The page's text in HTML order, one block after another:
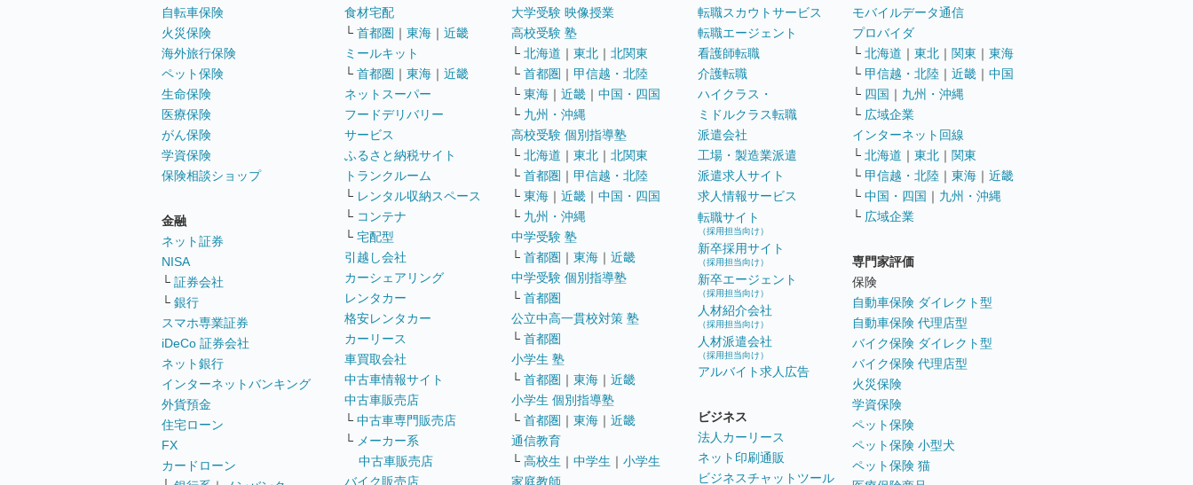
自転車保険
火災保険
海外旅行保険
ペット保険
生命保険
医療保険
がん保険
学資保険
保険相談ショップ
金融
ネット証券
NISA
└ 証券会社
└ 銀行
スマホ専業証券
iDeCo 証券会社
ネット銀行
インターネットバンキング
外貨預金
住宅ローン
FX
カードローン
食材宅配
└ 首都圏 ｜ 東海 ｜ 近畿
ミールキット
└ 首都圏 ｜ 東海 ｜ 近畿
ネットスーパー
フードデリバリー
サービス
ふるさと納税サイト
トランクルーム
└ レンタル収納スペース
└ コンテナ
└ 宅配型
引越し会社
カーシェアリング
レンタカー
格安レンタカー
カーリース
車買取会社
中古車情報サイト
中古車販売店
└ 中古車専門販売店
└ メーカー系
中古車販売店
バイク販売店
大学受験 映像授業
高校受験 塾
└ 北海道 ｜ 東北 ｜ 北関東
└ 首都圏 ｜ 甲信越・北陸
└ 東海 ｜ 近畿 ｜ 中国・四国
└ 九州・沖縄
高校受験 個別指導塾
└ 北海道 ｜ 東北 ｜ 北関東
└ 首都圏 ｜ 甲信越・北陸
└ 東海 ｜ 近畿 ｜ 中国・四国
└ 九州・沖縄
中学受験 塾
└ 首都圏 ｜ 東海 ｜ 近畿
中学受験 個別指導塾
└ 首都圏
公立中高一貫校対策 塾
└ 首都圏
小学生 塾
└ 首都圏 ｜ 東海 ｜ 近畿
小学生 個別指導塾
└ 首都圏 ｜ 東海 ｜ 近畿
通信教育
└ 高校生 ｜ 中学生 ｜ 小学生
家庭教師
転職スカウトサービス
転職エージェント
看護師転職
介護転職
ハイクラス・
ミドルクラス転職
派遣会社
工場・製造業派遣
派遣求人サイト
求人情報サービス
転職サイト
（採用担当向け）
新卒採用サイト
（採用担当向け）
新卒エージェント
（採用担当向け）
人材紹介会社
（採用担当向け）
人材派遣会社
（採用担当向け）
アルバイト求人広告
ビジネス
法人カーリース
ネット印刷通販
ビジネスチャットツール
モバイルデータ通信
プロバイダ
└ 北海道 ｜ 東北 ｜ 関東 ｜ 東海
└ 甲信越・北陸 ｜ 近畿 ｜ 中国
└ 四国 ｜ 九州・沖縄
└ 広域企業
インターネット回線
└ 北海道 ｜ 東北 ｜ 関東
└ 甲信越・北陸 ｜ 東海 ｜ 近畿
└ 中国・四国 ｜ 九州・沖縄
└ 広域企業
専門家評価
保険
自動車保険 ダイレクト型
自動車保険 代理店型
バイク保険 ダイレクト型
バイク保険 代理店型
火災保険
学資保険
ペット保険
ペット保険 小型犬
ペット保険 猫